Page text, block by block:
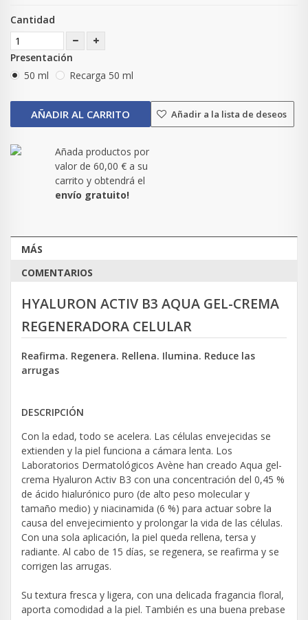
Cantidad
Presentación
50 ml
Recarga 50 ml
AÑADIR AL CARRITO Añadir a la lista de deseos
Añada productos por
valor de 60,00 € a su
carrito y obtendrá el
envío gratuito!
MÁS
COMENTARIOS
HYALURON ACTIV B3 AQUA GEL-CREMA
REGENERADORA CELULAR
Reafirma. Regenera. Rellena. Ilumina. Reduce las
arrugas
DESCRIPCIÓN
Con la edad, todo se acelera. Las células envejecidas se
extienden y la piel funciona a cámara lenta. Los
Laboratorios Dermatológicos Avène han creado Aqua gel-
crema Hyaluron Activ B3 con una concentración del 0,45 %
de ácido hialurónico puro (de alto peso molecular y
tamaño medio) y niacinamida (6 %) para actuar sobre la
causa del envejecimiento y prolongar la vida de las células.
Con una sola aplicación, la piel queda rellena, tersa y
radiante. Al cabo de 15 días, se regenera, se reafirma y se
corrigen las arrugas.
Su textura fresca y ligera, con una delicada fragancia floral,
aporta comodidad a la piel. También es una buena prebase